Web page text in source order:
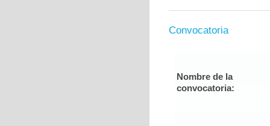
Convocatoria
Nombre de la
convocatoria: